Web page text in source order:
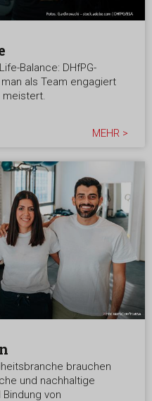
Balance: DHfPG-
als Team engagiert
meistert.
MEHR >
brauchen
und nachhaltige
von